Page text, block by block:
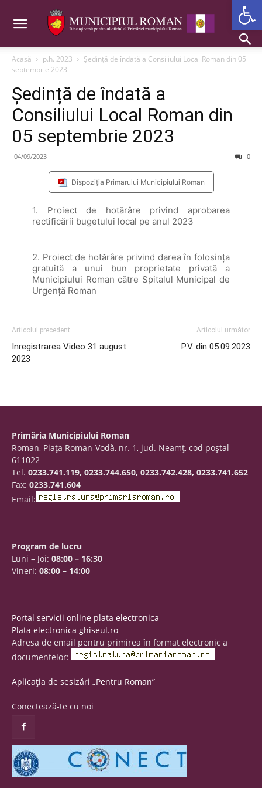
Acasă p.h. 2023
Ședință de îndată a Consiliului Local Roman din 05
septembrie 2023
Ședință de îndată a
Consiliului Local Roman din
05 septembrie 2023
04/09/2023 0
Dispoziția Primarului Municipiului Roman
1. Proiect de hotărâre privind aprobarea
rectificării bugetului local pe anul 2023
2. Proiect de hotărâre privind darea în folosința
gratuită a unui bun proprietate privată a
Municipiului Roman către Spitalul Municipal de
Urgență Roman
Articolul precedent
Inregistrarea Video 31 august
2023
Articolul următor
P.V. din 05.09.2023
Primăria Municipiului Roman
Roman, Piaţa Roman-Vodă, nr. 1, jud. Neamţ, cod poştal
611022
Tel. 0233.741.119, 0233.744.650, 0233.742.428, 0233.741.652
Fax: 0233.741.604
Email:
Program de lucru
Luni – Joi: 08:00 – 16:30
Vineri: 08:00 – 14:00
Portal servicii online plata electronica
Plata electronica ghiseul.ro
Adresa de email pentru primirea în format electronic a
documentelor:
Aplicația de sesizări „Pentru Roman”
Conectează-te cu noi